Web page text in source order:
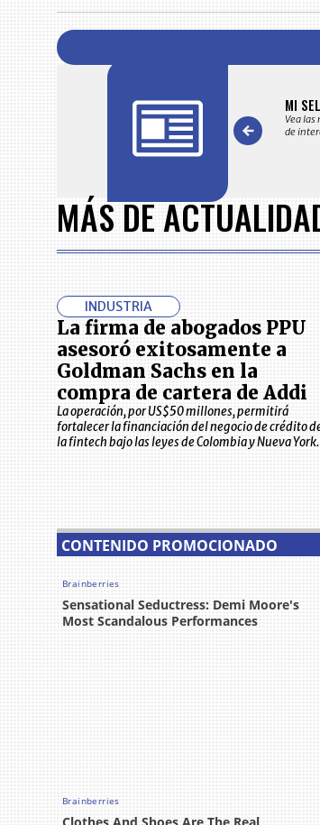
en su correo electrónico las noticias seleccionadas por nuestro
MI
Vea
de
of
7
MÁS DE
INDUSTRIA
La firma de abogados PPU
asesoró exitosamente a
Goldman Sachs en la
compra de cartera de Addi
La operación, por US$50 millones, permitirá
fortalecer la financiación del negocio de crédito
la fintech bajo las leyes de Colombia y Nueva York.